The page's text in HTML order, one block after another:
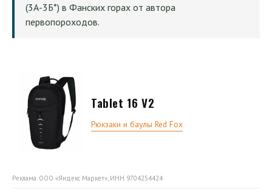
(3А-3Б*) в Фанских горах от автора
первопороходов.
Tablet 16 V2
Рюкзаки и баулы Red Fox
Реклама. ООО «Яндекс Маркет», ИНН 9704254424